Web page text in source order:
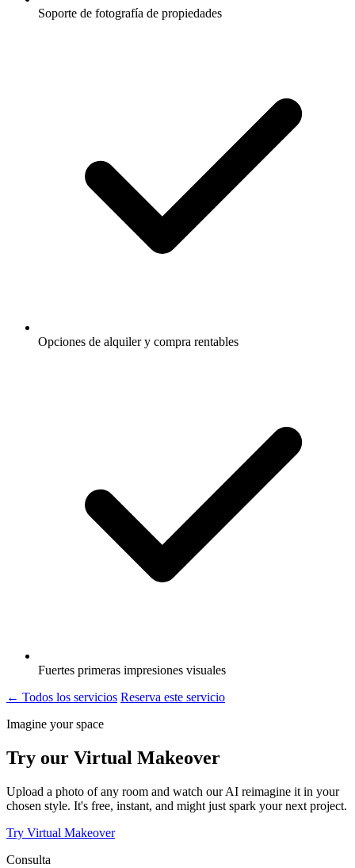
Soporte de fotografía de propiedades
Opciones de alquiler y compra rentables
Fuertes primeras impresiones visuales
← Todos los servicios Reserva este servicio
Imagine your space
Try our Virtual Makeover
Upload a photo of any room and watch our AI reimagine it in your
chosen style. It's free, instant, and might just spark your next project.
Try Virtual Makeover
Consulta